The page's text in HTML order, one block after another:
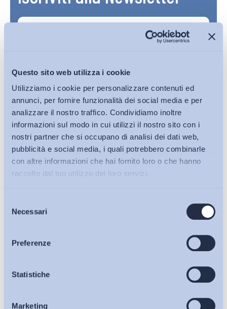
Questo sito web utilizza i cookie
Utilizziamo i cookie per personalizzare contenuti ed
annunci, per fornire funzionalità dei social media e per
analizzare il nostro traffico. Condividiamo inoltre
informazioni sul modo in cui utilizzi il nostro sito con i
nostri partner che si occupano di analisi dei dati web,
pubblicità e social media, i quali potrebbero combinarle
con altre informazioni che hai fornito loro o che hanno
raccolto dal tuo utilizzo dei loro servizi.
delNecessari
Preferenze
Statistiche
Marketing
Bollettini ADAPT
Articoli
Osservatori
sulla pagina della